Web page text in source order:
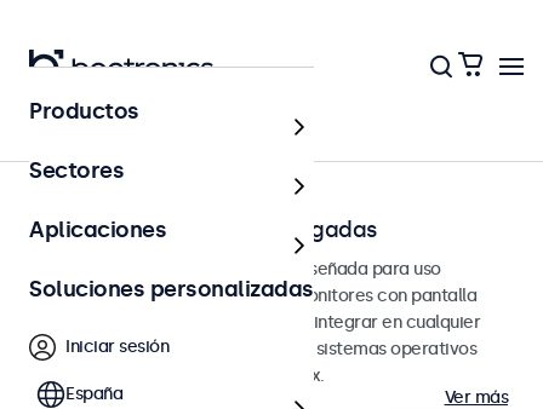
Pantallas táctiles
Pantallas táctiles de 10 pulgadas
Pantallas táctiles de 10 pulgadas diseñada para uso
profesional y uso continuo. Estos monitores con pantalla
táctil de 10 pulgadas son fáciles de integrar en cualquier
contexto y son compatibles con los sistemas operativos
Windows, macOS, ChromeOS y Linux.
Ver más
Productos
Sectores
Aplicaciones
Soluciones personalizadas
Iniciar sesión
España